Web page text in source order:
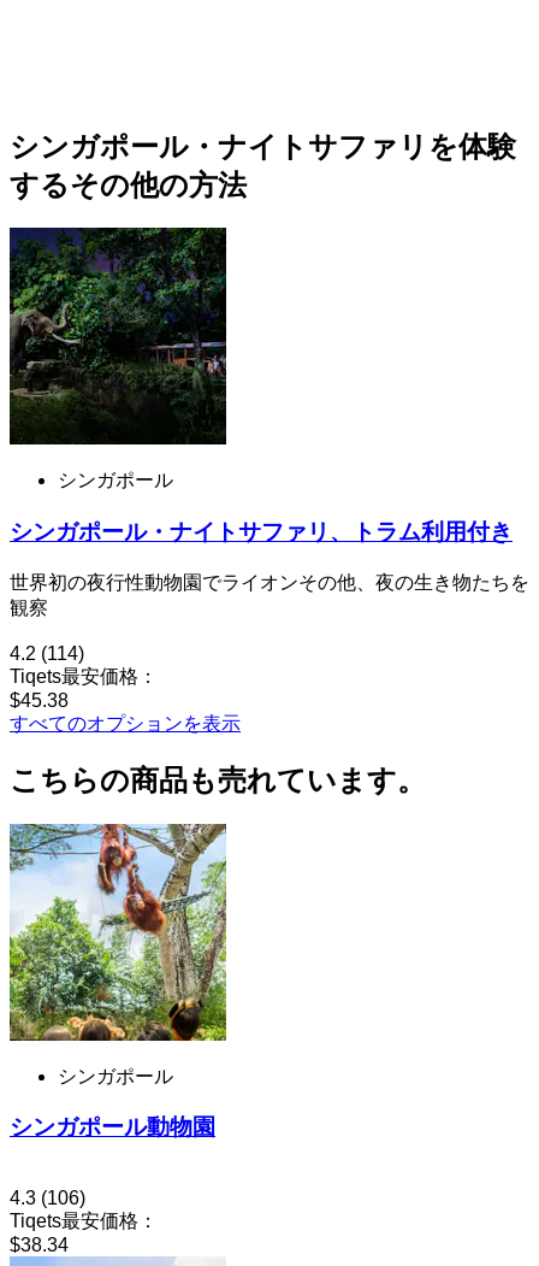
シンガポール・ナイトサファリを体験
するその他の方法
シンガポール
シンガポール・ナイトサファリ、トラム利用付き
世界初の夜行性動物園でライオンその他、夜の生き物たちを
観察
4.2 (114)
Tiqets最安価格：
$45.38
すべてのオプションを表示
こちらの商品も売れています。
シンガポール
シンガポール動物園
4.3 (106)
Tiqets最安価格：
$38.34